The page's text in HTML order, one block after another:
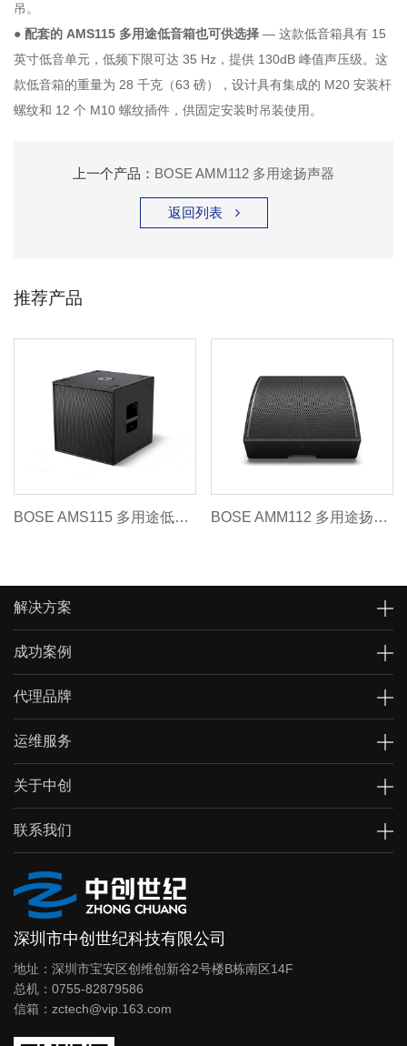
吊。
● 配套的 AMS115 多用途低音箱也可供选择 — 这款低音箱具有 15
英寸低音单元，低频下限可达 35 Hz，提供 130dB 峰值声压级。这
款低音箱的重量为 28 千克（63 磅），设计具有集成的 M20 安装杆
螺纹和 12 个 M10 螺纹插件，供固定安装时吊装使用。
上一个产品： BOSE AMM112 多用途扬声器
返回列表 
推荐产品
BOSE AMS115 多用途低音箱 BOSE AMM112 多用途扬声器
解决方案
成功案例
代理品牌
运维服务
关于中创
联系我们
深圳市中创世纪科技有限公司
地址：深圳市宝安区创维创新谷2号楼B栋南区14F
总机：0755-82879586
信箱：zctech@vip.163.com